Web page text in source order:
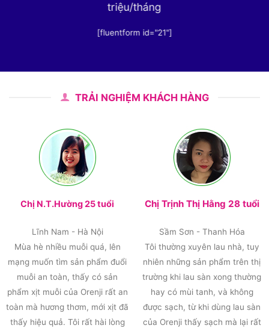
triệu/tháng
[fluentform id="21"]
TRẢI NGHIỆM KHÁCH HÀNG
Chị N.T.Hường 25 tuổi
Lĩnh Nam - Hà Nội
Mùa hè nhiều muỗi quá, lên
mạng muốn tìm sản phẩm đuổi
muỗi an toàn, thấy có sản
phẩm xịt muỗi của Orenji rất an
toàn mà hương thơm, mới xịt đã
thấy hiệu quả. Tôi rất hài lòng
Chị Trịnh Thị Hằng 28 tuổi
Sầm Sơn - Thanh Hóa
Tôi thường xuyên lau nhà, tuy
nhiên những sản phẩm trên thị
trường khi lau sàn xong thường
hay có mùi tanh, và không
được sạch, từ khi dùng lau sàn
của Orenji thấy sạch mà lại rất